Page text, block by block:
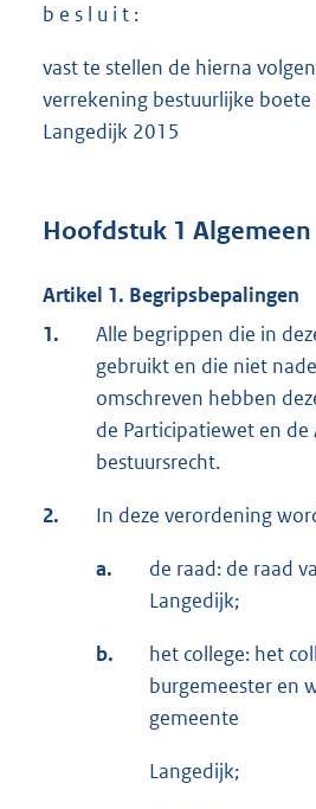
b e s l u i t :
vast te stellen de hierna
verrekening bestuurlijke
Langedijk 2015
Hoofdstuk 1 Algemeen
Artikel 1. Begripsbepalingen
1.
Alle begrippen die in
gebruikt en die niet
omschreven hebben
de Participatiewet en
bestuursrecht.
2. In deze verordening
a.
de raad: de raad
Langedijk;
b.
het college: het
burgemeester en
gemeente
Langedijk;